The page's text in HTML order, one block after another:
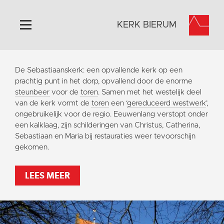
Home
Algemeen
Historie
Omgeving
Activiteiten
Steun ons
Contact
Vaktaal
KERK BIERUM
De Sebastiaanskerk: een opvallende kerk op een
prachtig punt in het dorp, opvallend door de enorme
steunbeer voor de toren. Samen met het westelijk deel
van de kerk vormt de toren een ‘gereduceerd westwerk’,
ongebruikelijk voor de regio. Eeuwenlang verstopt onder
een kalklaag, zijn schilderingen van Christus, Catherina,
Sebastiaan en Maria bij restauraties weer tevoorschijn
gekomen.
LEES MEER